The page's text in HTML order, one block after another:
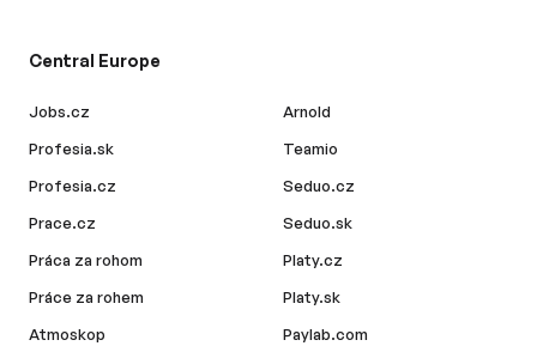
Central Europe
Jobs.cz
Profesia.sk
Profesia.cz
Prace.cz
Práca za rohom
Práce za rohem
Atmoskop
Arnold
Teamio
Seduo.cz
Seduo.sk
Platy.cz
Platy.sk
Paylab.com